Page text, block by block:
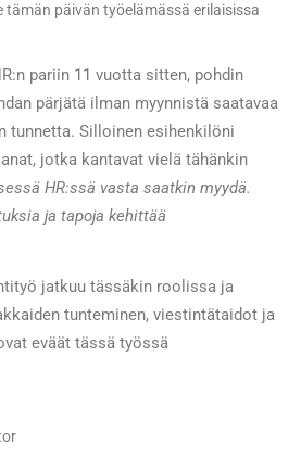
tämän päivän työelämässä erilaisissa
pariin 11 vuotta sitten, pohdin
pärjätä ilman myynnistä saatavaa
tunnetta. Silloinen esihenkilöni
jotka kantavat vielä tähänkin
HR:ssä vasta saatkin myydä.
ja tapoja kehittää
jatkuu tässäkin roolissa ja
tunteminen, viestintätaidot ja
eväät tässä työssä